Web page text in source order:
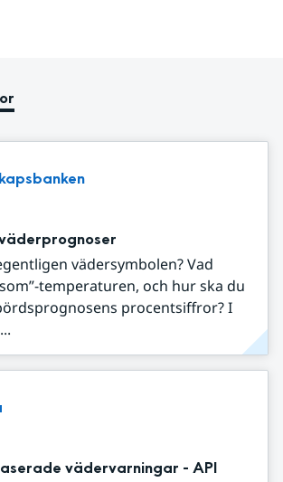
vädersymbolen? Vad
temperaturen, och hur ska du
procentsiffror? I
vädervarningar - API